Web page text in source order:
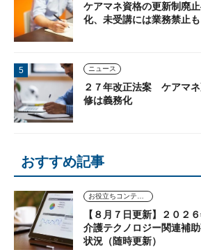
ケアマネ資格の更新制廃
化、未受講には業務禁止も
ニュース
２７年改正法案 ケアマ
修は義務化
おすすめ記事
お役立ちコンテンツ
【８月７日更新】２０２
介護テクノロジー関連補
状況（随時更新）